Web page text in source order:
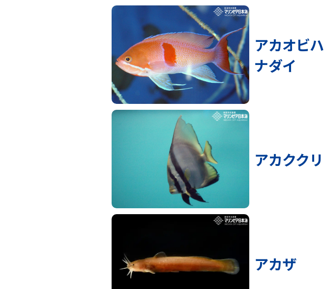
アカオビハ
ナダイ
アカククリ
アカザ